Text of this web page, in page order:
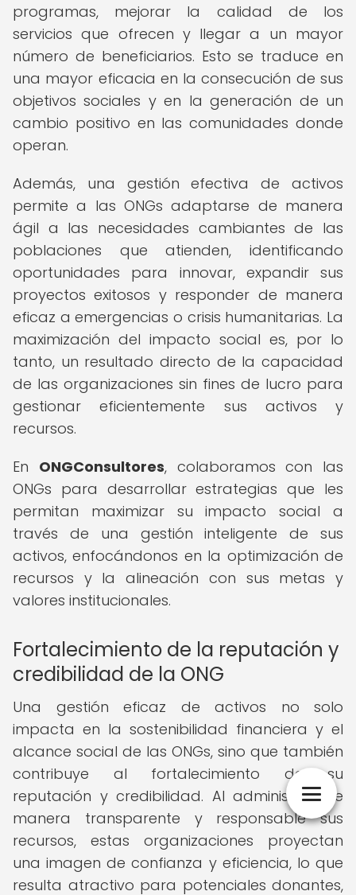
programas, mejorar la calidad de los
servicios que ofrecen y llegar a un mayor
número de beneficiarios. Esto se traduce en
una mayor eficacia en la consecución de sus
objetivos sociales y en la generación de un
cambio positivo en las comunidades donde
operan.
Además, una gestión efectiva de activos
permite a las ONGs adaptarse de manera
ágil a las necesidades cambiantes de las
poblaciones que atienden, identificando
oportunidades para innovar, expandir sus
proyectos exitosos y responder de manera
eficaz a emergencias o crisis humanitarias. La
maximización del impacto social es, por lo
tanto, un resultado directo de la capacidad
de las organizaciones sin fines de lucro para
gestionar eficientemente sus activos y
recursos.
En ONGConsultores, colaboramos con las
ONGs para desarrollar estrategias que les
permitan maximizar su impacto social a
través de una gestión inteligente de sus
activos, enfocándonos en la optimización de
recursos y la alineación con sus metas y
valores institucionales.
Fortalecimiento de la reputación y
credibilidad de la ONG
Una gestión eficaz de activos no solo
impacta en la sostenibilidad financiera y el
alcance social de las ONGs, sino que también
contribuye al fortalecimiento de su
reputación y credibilidad. Al administrar de
manera transparente y responsable sus
recursos, estas organizaciones proyectan
una imagen de confianza y eficiencia, lo que
resulta atractivo para potenciales donantes,